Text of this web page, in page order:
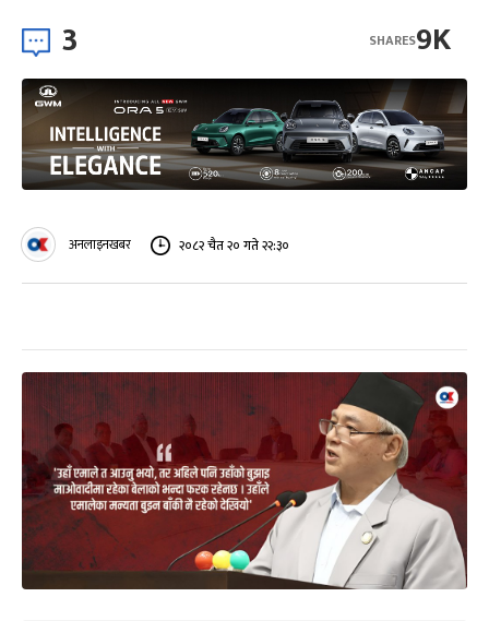
3 9K
SHARES
अनलाइनखबर २०८२ चैत २० गते २२:३०